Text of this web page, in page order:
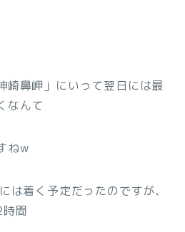
崎鼻岬」にいって翌日には最
なんて
ねw
は着く予定だったのですが、
間